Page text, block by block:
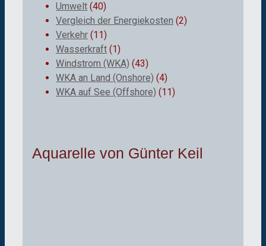
Umwelt (40)
Vergleich der Energiekosten (2)
Verkehr (11)
Wasserkraft (1)
Windstrom (WKA) (43)
WKA an Land (Onshore) (4)
WKA auf See (Offshore) (11)
Aquarelle von Günter Keil